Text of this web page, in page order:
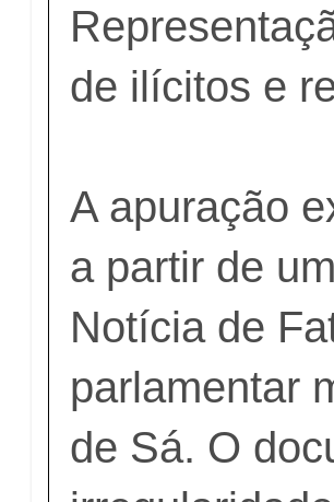
de ilícitos e
A apuração
a partir de
Notícia de
parlamentar
de Sá. O